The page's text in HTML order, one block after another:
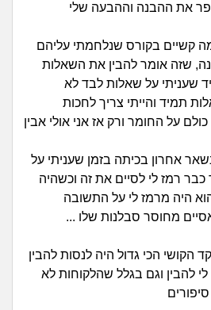
מדורים
זוגיות
הורות ומשפחה
מהבקו"ם... ועד מתי?!
חיפוש שאלות
התחברות
את ההבנה וההבעה שלי
קשיים בקורס שנלחמתי עליהם
שזה אומר להבין את השאלות
שעניתי על שאלות לבד לא
תמיד והייתי צריך לחכות
על החומר ורק אז אני אולי אבין
אחרון בכיתה בזמן שעניתי על
רמז לי לסיים את זה וכשהיה
היה מרמז לי על התשובה
מחוסר סבלנות שלו ...
הקושי הכי גדול היה לנסות להבין
להבין וגם בגלל שהלקוחות לא